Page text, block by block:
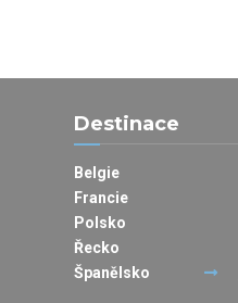
Destinace
Belgie
Francie
Polsko
Řecko
Španělsko